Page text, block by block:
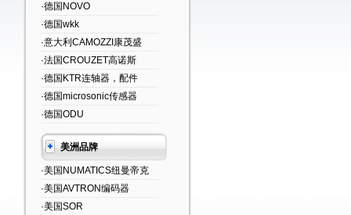
·德国NOVO
·德国wkk
·意大利CAMOZZI康茂盛
·法国CROUZET高诺斯
·德国KTR连轴器，配件
·德国microsonic传感器
·德国ODU
美洲品牌
·美国NUMATICS纽曼帝克
·美国AVTRON编码器
·美国SOR